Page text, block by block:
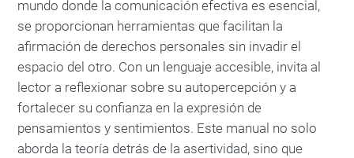
mundo donde la comunicación efectiva es esencial,
se proporcionan herramientas que facilitan la
afirmación de derechos personales sin invadir el
espacio del otro. Con un lenguaje accesible, invita al
lector a reflexionar sobre su autopercepción y a
fortalecer su confianza en la expresión de
pensamientos y sentimientos. Este manual no solo
aborda la teoría detrás de la asertividad, sino que